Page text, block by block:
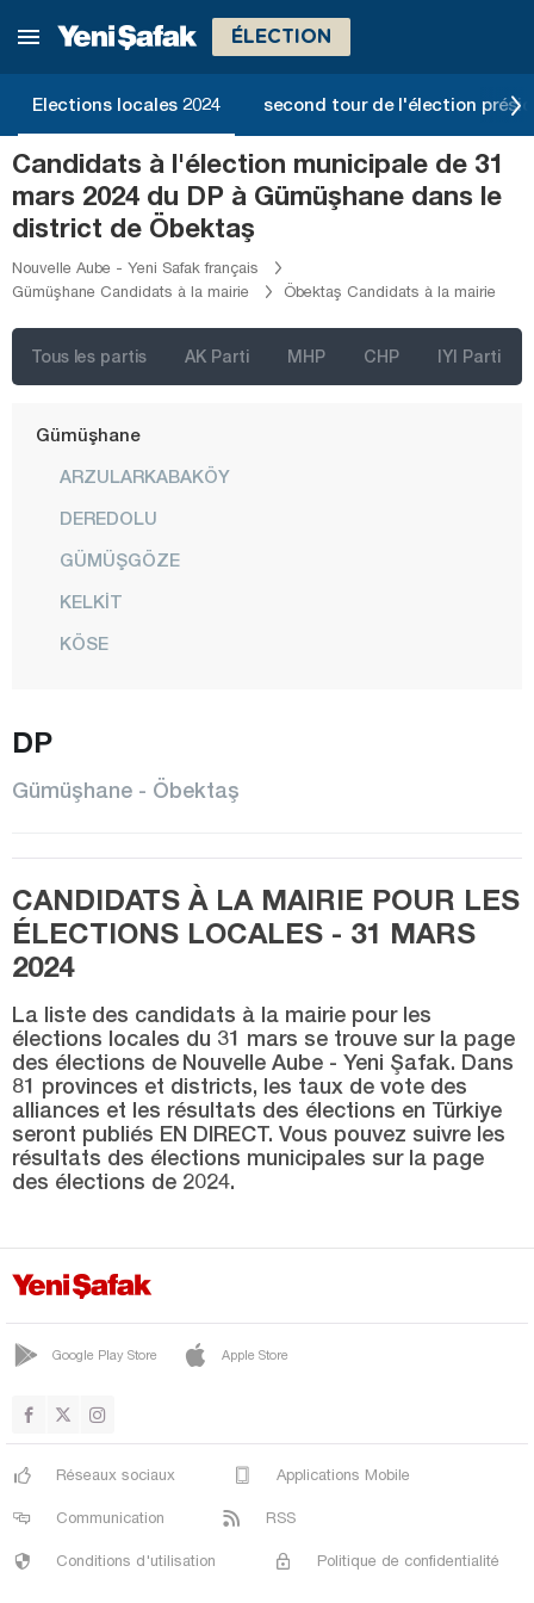
ÉLECTION
Elections locales 2024 second tour de l'élection
Candidats à l'élection municipale de 31
mars 2024 du DP à Gümüşhane dans le
district de Öbektaş
Nouvelle Aube - Yeni Safak français
Gümüşhane Candidats à la mairie
Öbektaş Candidats à la mairie
Tous les partis AK Parti MHP CHP IYI Parti
Diyarbakır
Edirne
Elazığ
Erzincan
Erzurum
Eskişehir
Giresun
Gümüşhane
ARZULARKABAKÖY
DEREDOLU
GÜMÜŞGÖZE
KELKİT
KÖSE
ÖBEKTAŞ
ŞİRAN
SÖĞÜTLÜ
TORUL
YEŞİLBÜK
Hakkari
Hatay
Iğdır
Isparta
Karabük
Karaman
Kars
Kastamonu
Kayseri
Kilis
Kırıkkale
Kırklareli
DP
Gümüşhane - Öbektaş
CANDIDATS À LA MAIRIE POUR LES
ÉLECTIONS LOCALES - 31 MARS
2024
La liste des candidats à la mairie pour les
élections locales du 31 mars se trouve sur la page
des élections de Nouvelle Aube - Yeni Şafak. Dans
81 provinces et districts, les taux de vote des
alliances et les résultats des élections en Türkiye
seront publiés EN DIRECT. Vous pouvez suivre les
résultats des élections municipales sur la page
des élections de 2024.
Google Play Store Apple Store
Réseaux sociaux Applications Mobile
Communication RSS
Conditions d'utilisation Politique de confidentialité